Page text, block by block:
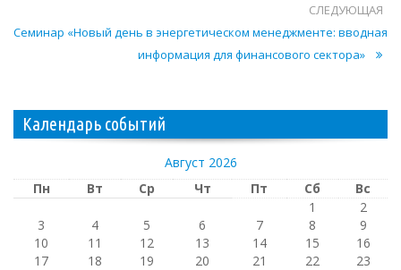
СЛЕДУЮЩАЯ
Семинар «Новый день в энергетическом менеджменте: вводная
информация для финансового сектора»
Календарь событий
Август 2026
Пн
Вт Ср Чт Пт Сб Вс
1
2
3
4 5 6 7 8
9
10
11 12 13 14 15
16
17
18 19 20 21 22
23